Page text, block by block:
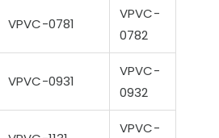
VPVC-0781
VPVC-
0782
VPVC-0931
VPVC-
0932
VPVC-